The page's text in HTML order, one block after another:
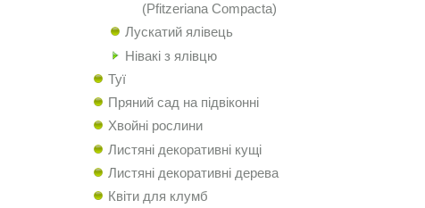
(Pfitzeriana Compacta)
Лускатий ялівець
Нівакі з ялівцю
Туї
Пряний сад на підвіконні
Хвойні рослини
Листяні декоративні кущі
Листяні декоративні дерева
Квіти для клумб